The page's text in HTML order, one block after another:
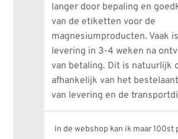
langer door bepaling en
van de etiketten voor de
magnesiumproducten. Vaak
levering in 3-4 weken na
van betaling. Dit is natuurlijk
afhankelijk van het
van levering en de
In de webshop kan ik maar 100st